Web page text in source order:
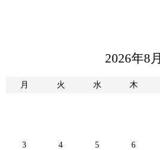
2026年8月
月 火 水 木
3 4 5 6